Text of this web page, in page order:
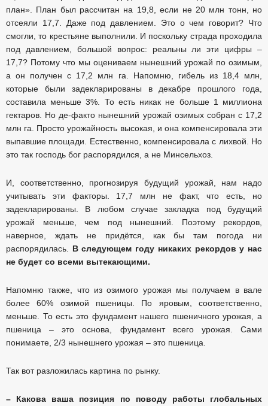
план». План был рассчитан на 19,8, если не 20 млн тонн, но
отсеяли 17,7. Даже под давлением. Это о чем говорит? Что
смогли, то крестьяне выполнили. И поскольку страда проходила
под давлением, большой вопрос: реальны ли эти цифры –
17,7? Потому что мы оцениваем нынешний урожай по озимым,
а он получен с 17,2 млн га. Напомню, гибель из 18,4 млн,
которые были задекларированы в декабре прошлого года,
составила меньше 3%. То есть никак не больше 1 миллиона
гектаров. Но де-факто нынешний урожай озимых собран с 17,2
млн га. Просто урожайность высокая, и она компенсировала эти
выпавшие площади. Естественно, компенсировала с лихвой. Но
это так господь бог распорядился, а не Минсельхоз.
И, соответственно, прогнозируя будущий урожай, нам надо
учитывать эти факторы. 17,7 млн не факт, что есть, но
задекларированы. В любом случае закладка под будущий
урожай меньше, чем под нынешний. Поэтому рекордов,
наверное, ждать не придётся, как бы там погода ни
распорядилась. В следующем году никаких рекордов у нас
не будет со всеми вытекающими.
Напомню также, что из озимого урожая мы получаем в вале
более 60% озимой пшеницы. По яровым, соответственно,
меньше. То есть это фундамент нашего пшеничного урожая, а
пшеница – это основа, фундамент всего урожая. Сами
понимаете, 2/3 нынешнего урожая – это пшеница.
Так вот разложилась картина по рынку.
– Какова ваша позиция по поводу работы глобальных